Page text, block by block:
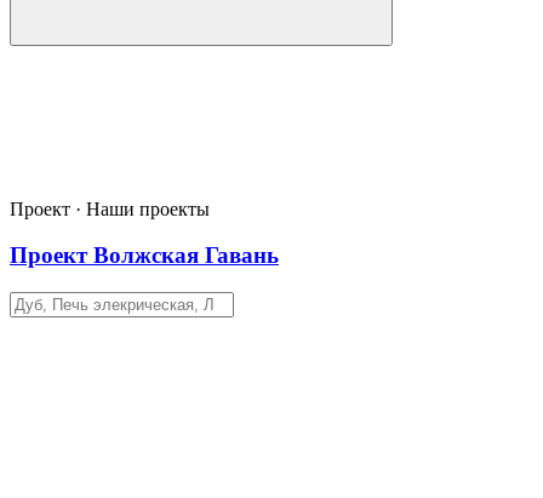
Проект · Наши проекты
Проект Волжская Гавань